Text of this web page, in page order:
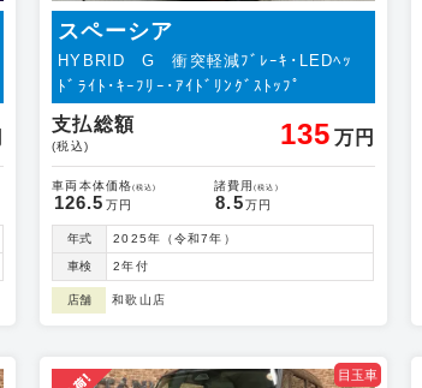
スペーシア
HYBRID G 衝突軽減ﾌﾞﾚｰｷ･LEDﾍｯ
ﾄﾞﾗｲﾄ･ｷｰﾌﾘｰ･ｱｲﾄﾞﾘﾝｸﾞｽﾄｯﾌﾟ
支払総額
(税込) 135 万円
車両本体価格(税込)
126.5 万円
諸費用(税込)
8.5万円
年式 2025年（令和7年）
車検 2年付
店舗 和歌山店
目玉車